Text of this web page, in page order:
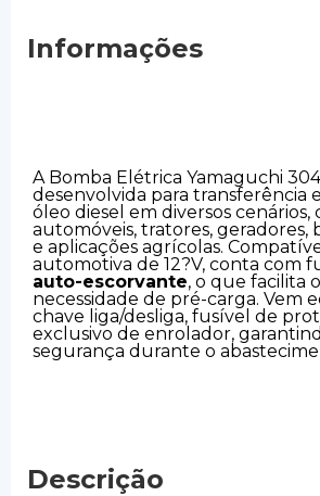
Informações
A Bomba Elétrica Yamaguchi
desenvolvida para transferência
óleo diesel em diversos cenários,
automóveis, tratores, geradores,
e aplicações agrícolas.
automotiva de 12?V, conta com
auto-escorvante, o que facilita
necessidade de pré-carga. Vem
chave liga/desliga, fusível de
exclusivo de enrolador,
segurança durante o
Descrição